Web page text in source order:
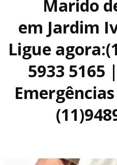
Marido
em Jardim
Ligue
5933 5165